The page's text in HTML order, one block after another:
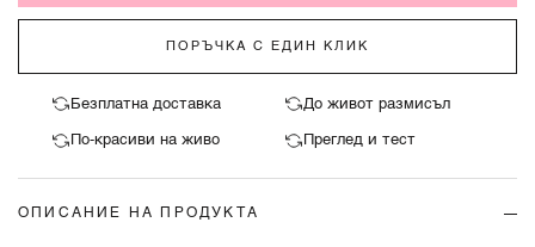
ПОРЪЧКА С ЕДИН КЛИК
Безплатна доставка До живот размисъл
По-красиви на живо Преглед и тест
ОПИСАНИЕ НА ПРОДУКТА